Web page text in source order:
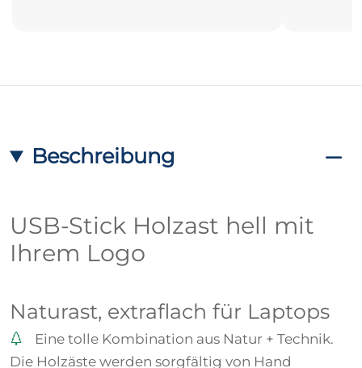
Beschreibung
USB-Stick Holzast hell mit
Ihrem Logo
Naturast, extraflach für Laptops
Eine tolle Kombination aus Natur + Technik.
Die Holzäste werden sorgfältig von Hand